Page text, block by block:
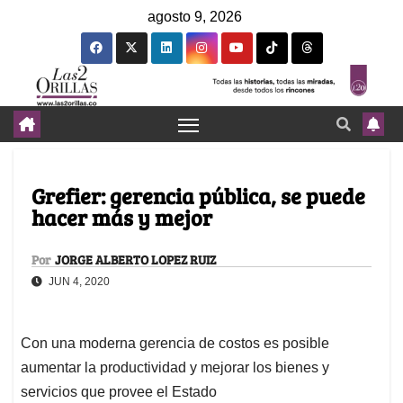
agosto 9, 2026
Grefier: gerencia pública, se puede
hacer más y mejor
Por JORGE ALBERTO LOPEZ RUIZ
JUN 4, 2020
Con una moderna gerencia de costos es posible
aumentar la productividad y mejorar los bienes y
servicios que provee el Estado